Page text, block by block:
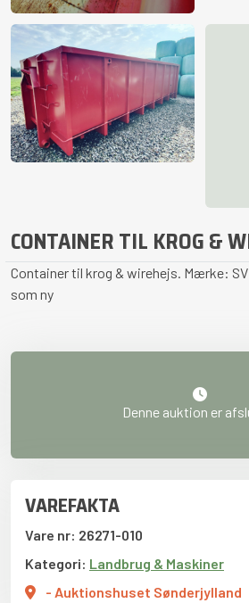
CONTAINER TIL KROG &
Container til krog & wirehejs. Mærke:
som ny
Denne auktion er
VAREFAKTA
Vare nr: 26271-010
Kategori: Landbrug & Maskiner
- Auktionshuset Sønderjylland